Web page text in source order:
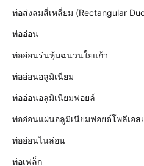
ท่อส่งลมสี่เหลี่ยม (Rectangular
ท่ออ่อน
ท่ออ่อนร่นหุ้มฉนวนใยแก้ว
ท่ออ่อนอลูมิเนียม
ท่ออ่อนอลูมิเนียมฟอยล์
ท่ออ่อนแผ่นอลูมิเนียมฟอยด์โพลีเอส
ท่ออ่อนไนล่อน
ท่อเฟล็ก